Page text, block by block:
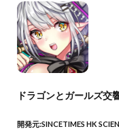
ドラゴンとガールズ交
開発元:SINCETIMES HK